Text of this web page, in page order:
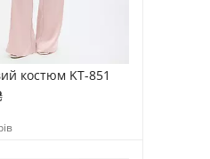
костюм KT-851